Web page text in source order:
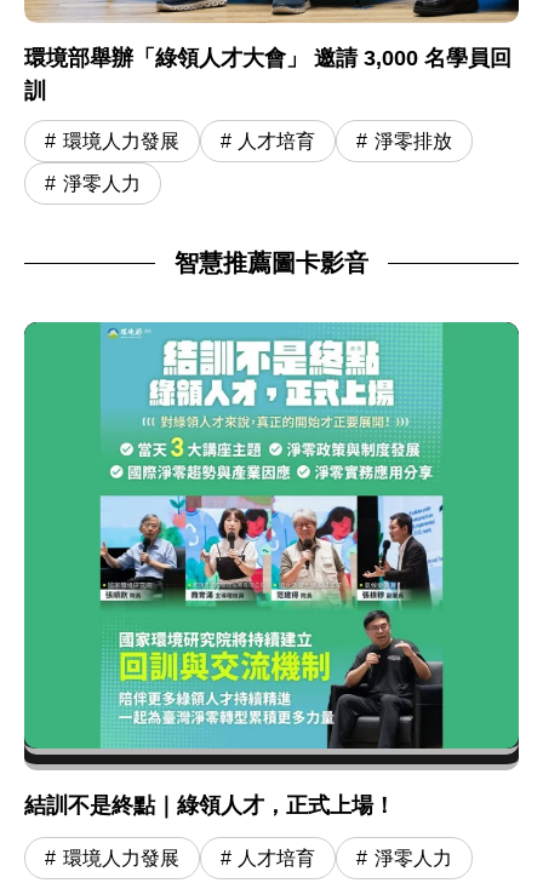
環境部舉辦「綠領人才大會」 邀請 3,000 名學員回
訓
環境人力發展 人才培育 淨零排放
淨零人力
智慧推薦圖卡影音
結訓不是終點｜綠領人才，正式上場！
環境人力發展 人才培育 淨零人力